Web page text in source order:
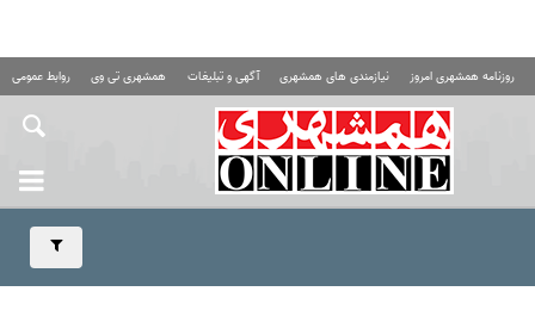
روزنامه همشهری امروز نیازمندی های همشهری آگهی و تبلیغات همشهری تی وی روابط عمومی